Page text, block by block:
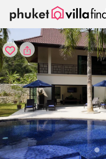
Vos paramètres de cookies